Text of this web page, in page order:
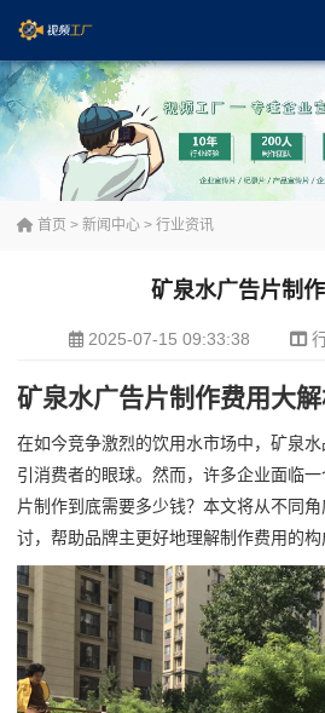
首页 > 新闻中心 > 行业资讯
矿泉水广告片制
2025-07-15 09:33:38
矿泉水广告片制作费用大
在如今竞争激烈的饮用水市场中，矿泉
引消费者的眼球。然而，许多企业面临
片制作到底需要多少钱？本文将从不同
讨，帮助品牌主更好地理解制作费用的构